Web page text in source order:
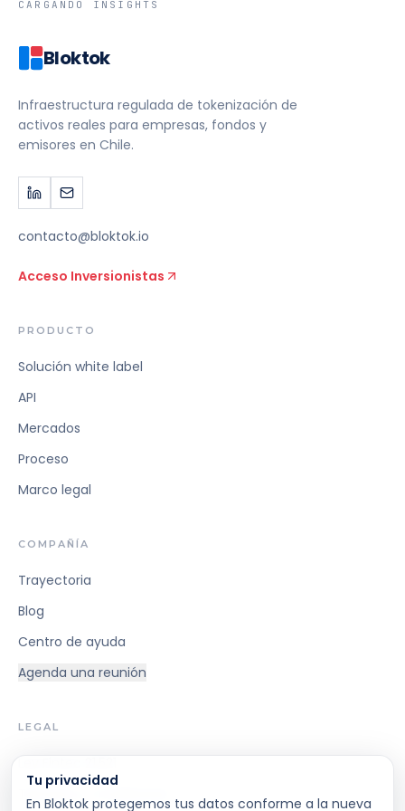
CARGANDO INSIGHTS
Bloktok
Infraestructura regulada de tokenización de
activos reales para empresas, fondos y
emisores en Chile.
contacto@bloktok.io
Acceso Inversionistas
PRODUCTO
Solución white label
API
Mercados
Proceso
Marco legal
COMPAÑÍA
Trayectoria
Blog
Centro de ayuda
Agenda una reunión
LEGAL
Términos y Condiciones
Tu privacidad
En Bloktok protegemos tus datos conforme a la nueva